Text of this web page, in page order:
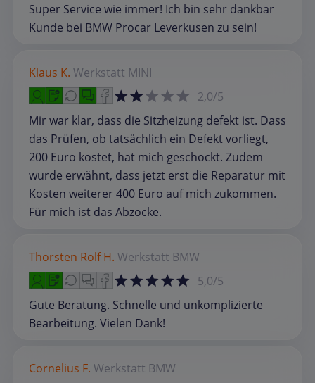
Super Service wie immer! Ich bin sehr dankbar
Kunde bei BMW Procar Leverkusen zu sein!
Klaus K. Werkstatt MINI
2,0/5
Mir war klar, dass die Sitzheizung defekt ist. Dass
das Prüfen, ob tatsächlich ein Defekt vorliegt,
200 Euro kostet, hat mich geschockt. Zudem
wurde erwähnt, dass jetzt erst die Reparatur mit
Kosten weiterer 400 Euro auf mich zukommen.
Für mich ist das Abzocke.
Thorsten Rolf H. Werkstatt BMW
5,0/5
Gute Beratung. Schnelle und unkomplizierte
Bearbeitung. Vielen Dank!
Cornelius F. Werkstatt BMW